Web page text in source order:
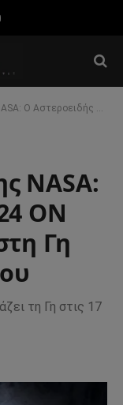
Πλησιάζει Κοντά στη Γη στις 17 Σεπτεμβρίου
NASA:
ON
Γη
τη Γη στις 17